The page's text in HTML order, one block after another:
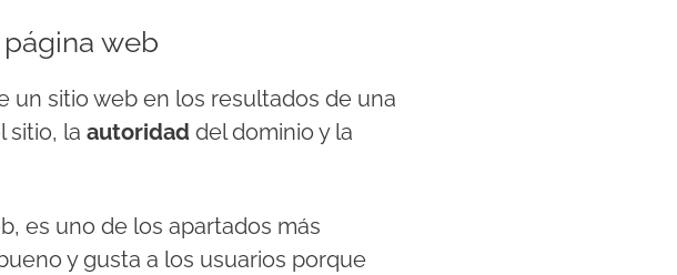
web
un sitio web en los resultados de una
sitio, la autoridad del dominio y la
es uno de los apartados más
y gusta a los usuarios porque